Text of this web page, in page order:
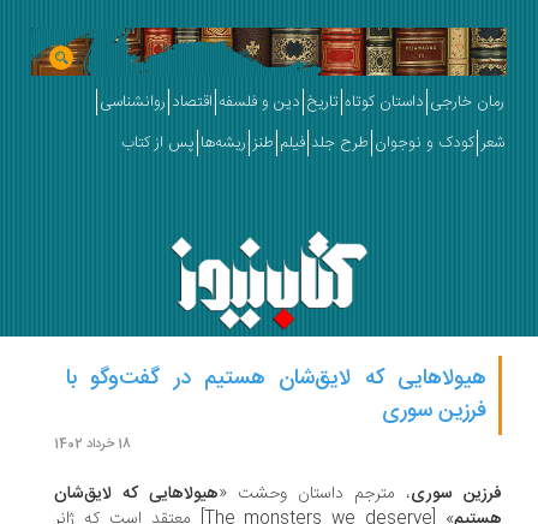
خارجی داستان کوتاه تاریخ دین و فلسفه اقتصاد روانشناسی
کودک و نوجوان طرح جلد فیلم طنز ریشه‌ها پس از کتاب
هیولاهایی که لایق‌شان هستیم در گفت‌وگو با
فرزین سوری
سوری ، مترجم داستان وحشت «هیولاهایی که لایق‌شان